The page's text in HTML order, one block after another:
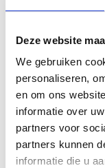
Deze website
We gebruiken
personaliseren,
en om ons
informatie over
partners voor
partners kunnen
informatie die u
RECEPTEN EN TIPS
VAN ONZE GRILL